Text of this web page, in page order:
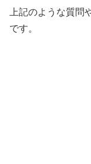
上記のような質
です。